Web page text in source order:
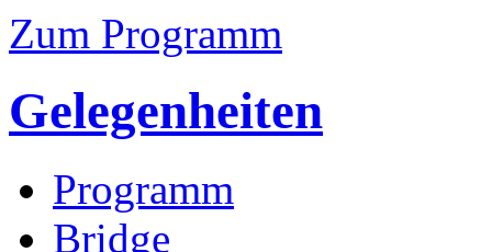
Zum Programm
Gelegenheiten
Programm
Bridge